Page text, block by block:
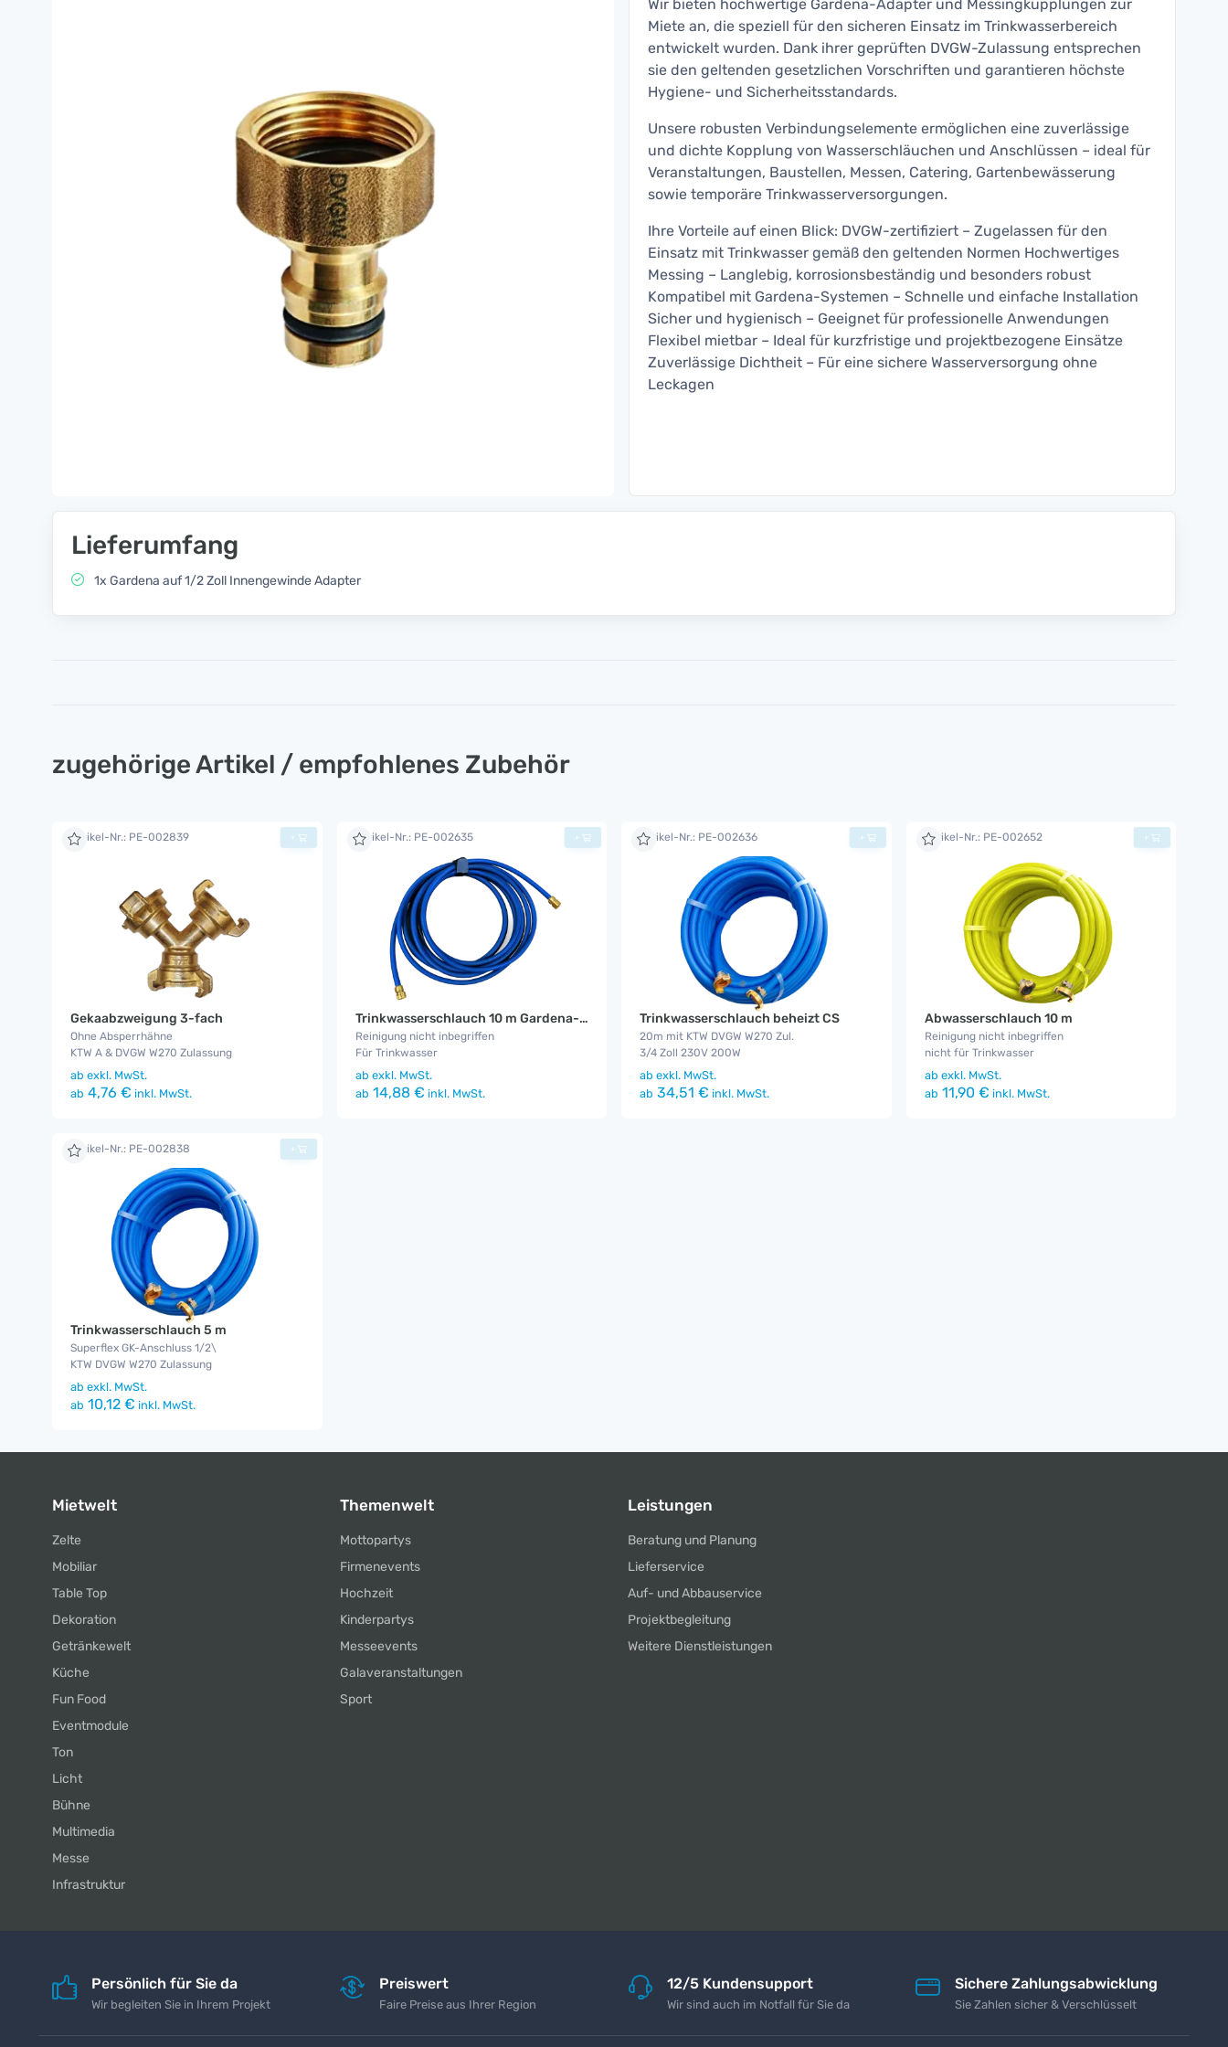
Wir bieten hochwertige Gardena-Adapter und Messingkupplungen zur
Miete an, die speziell für den sicheren Einsatz im Trinkwasserbereich
entwickelt wurden. Dank ihrer geprüften DVGW-Zulassung entsprechen
sie den geltenden gesetzlichen Vorschriften und garantieren höchste
Hygiene- und Sicherheitsstandards.
Unsere robusten Verbindungselemente ermöglichen eine zuverlässige
und dichte Kopplung von Wasserschläuchen und Anschlüssen – ideal für
Veranstaltungen, Baustellen, Messen, Catering, Gartenbewässerung
sowie temporäre Trinkwasserversorgungen.
Ihre Vorteile auf einen Blick: DVGW-zertifiziert – Zugelassen für den
Einsatz mit Trinkwasser gemäß den geltenden Normen Hochwertiges
Messing – Langlebig, korrosionsbeständig und besonders robust
Kompatibel mit Gardena-Systemen – Schnelle und einfache Installation
Sicher und hygienisch – Geeignet für professionelle Anwendungen
Flexibel mietbar – Ideal für kurzfristige und projektbezogene Einsätze
Zuverlässige Dichtheit – Für eine sichere Wasserversorgung ohne
Leckagen
Lieferumfang
1x Gardena auf 1/2 Zoll Innengewinde Adapter
zugehörige Artikel / empfohlenes Zubehör
Artikel-Nr.: PE-002839
Gekaabzweigung 3-fach
Ohne Absperrhähne
KTW A & DVGW W270 Zulassung
ab exkl. MwSt.
ab 4,76 € inkl. MwSt.
+ Artikel-Nr.: PE-002635
Trinkwasserschlauch 10 m Gardena-Plus
Reinigung nicht inbegriffen
Für Trinkwasser
ab exkl. MwSt.
ab 14,88 € inkl. MwSt.
+ Artikel-Nr.: PE-002636
Trinkwasserschlauch beheizt CS
20m mit KTW DVGW W270 Zul.
3/4 Zoll 230V 200W
ab exkl. MwSt.
ab 34,51 € inkl. MwSt.
+ Artikel-Nr.: PE-002652
Abwasserschlauch 10 m
Reinigung nicht inbegriffen
nicht für Trinkwasser
ab exkl. MwSt.
ab 11,90 € inkl. MwSt.
+
Artikel-Nr.: PE-002838
Trinkwasserschlauch 5 m
Superflex GK-Anschluss 1/2\
KTW DVGW W270 Zulassung
ab exkl. MwSt.
ab 10,12 € inkl. MwSt.
+
Mietwelt
Zelte
Mobiliar
Table Top
Dekoration
Getränkewelt
Küche
Fun Food
Eventmodule
Ton
Licht
Bühne
Multimedia
Messe
Infrastruktur
Themenwelt
Mottopartys
Firmenevents
Hochzeit
Kinderpartys
Messeevents
Galaveranstaltungen
Sport
Leistungen
Beratung und Planung
Lieferservice
Auf- und Abbauservice
Projektbegleitung
Weitere Dienstleistungen
Persönlich für Sie da
Wir begleiten Sie in Ihrem Projekt
Preiswert
Faire Preise aus Ihrer Region
12/5 Kundensupport
Wir sind auch im Notfall für Sie da
Sichere Zahlungsabwicklung
Sie Zahlen sicher & Verschlüsselt